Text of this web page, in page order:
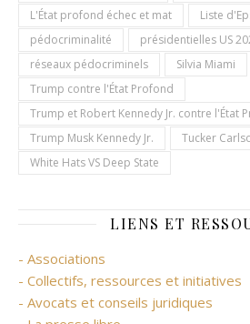
L'État profond échec et mat
Liste
pédocriminalité
présidentielles US
réseaux pédocriminels
Silvia Miami
Trump contre l'État Profond
Trump et Robert Kennedy Jr. contre l'État
Trump Musk Kennedy Jr.
Tucker
White Hats VS Deep State
LIENS ET
- Associations
- Collectifs, ressources et initiatives
- Avocats et conseils juridiques